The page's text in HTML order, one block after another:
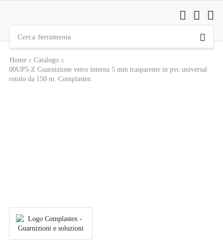
Cerca ferramenta
Home
Catalogo
00UP5-Z Guarnizione vetro interna 5 mm trasparente in pvc universal
rotolo da 150 m. Complastex